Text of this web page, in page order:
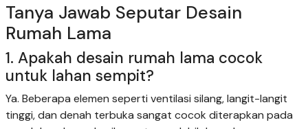
Tanya Jawab Seputar Desain
Rumah Lama
1. Apakah desain rumah lama cocok
untuk lahan sempit?
Ya. Beberapa elemen seperti ventilasi silang, langit-langit
tinggi, dan denah terbuka sangat cocok diterapkan pada